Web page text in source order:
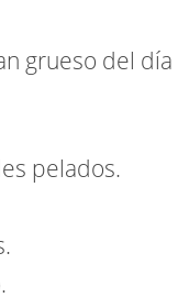
grueso del día
pelados.